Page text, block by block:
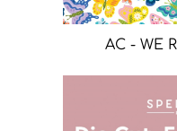
AC - WE